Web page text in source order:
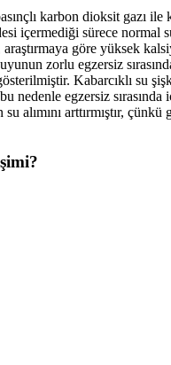
karbon dioksit gazı ile
içermediği sürece normal
göre yüksek
zorlu egzersiz
Kabarcıklı su
nedenle egzersiz
alımını arttırmıştır, çünkü